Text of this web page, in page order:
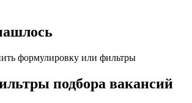
формулировку или фильтры
подбора вакансий